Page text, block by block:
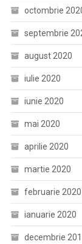
octombrie
septembrie
august 2020
iulie 2020
iunie 2020
mai 2020
aprilie 2020
martie 2020
februarie 2020
ianuarie 2020
decembrie